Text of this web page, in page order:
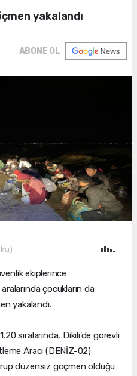
yakalandı
ABONE OL
ekiplerince
çocukların da
yakalandı.
sıralarında, Dikili’de görevli
Aracı (DENİZ-02)
düzensiz göçmen olduğu